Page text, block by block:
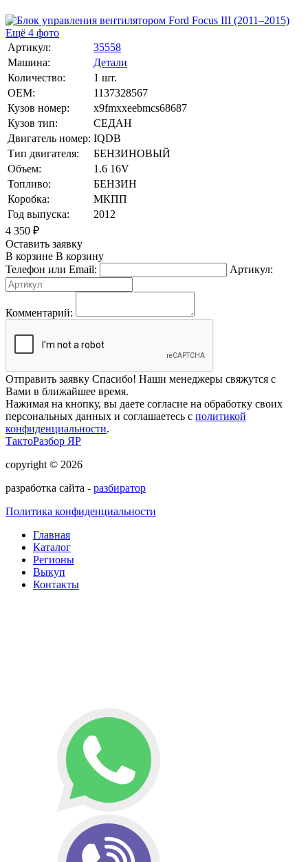
Ещё 4 фото
Артикул:
35558
Машина:
Детали
Количество:
1 шт.
OEM:
1137328567
Кузов номер:
x9fmxxeebmcs68687
Кузов тип:
СЕДАН
Двигатель номер: IQDB
Тип двигателя:
БЕНЗИНОВЫЙ
Объем:
1.6 16V
Топливо:
БЕНЗИН
Коробка:
МКПП
Год выпуска:
2012
4 350 ₽
Оставить заявку
В корзине В корзину
Телефон или Email:
Артикул:
Комментарий:
Отправить заявку Спасибо! Наши менеджеры свяжутся с
Вами в ближайшее время.
Нажимая на кнопку, вы даете согласие на обработку своих
персональных данных и соглашаетесь с политикой
конфиденциальности.
ТактоРазбор ЯР
copyright © 2026
разработка сайта - разбиратор
Политика конфиденциальности
Главная
Каталог
Регионы
Выкуп
Контакты